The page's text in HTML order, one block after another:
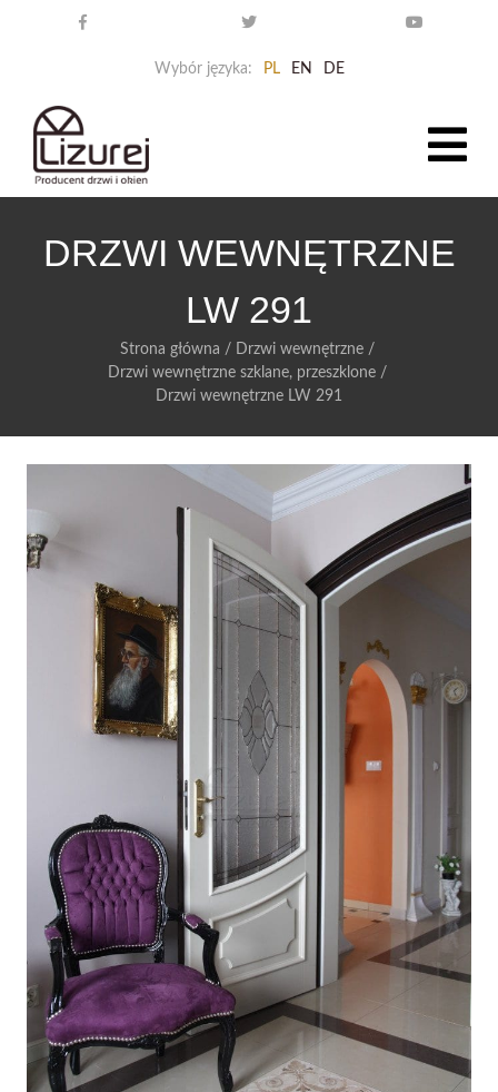
Wybór języka: PL EN DE
DRZWI WEWNĘTRZNE
LW 291
Strona główna / Drzwi wewnętrzne/
Drzwi wewnętrzne szklane, przeszklone/
Drzwi wewnętrzne LW 291